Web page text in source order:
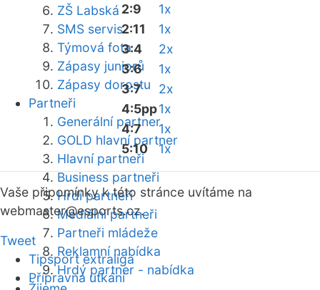
ZŠ Labská
SMS servis
Týmová fota
Zápasy juniorů
Zápasy dorostu
Partneři
Generální partner
GOLD hlavní partner
Hlavní partneři
Business partneři
Hrdí partneři
Mediální partneři
Partneři mládeže
Reklamní nabídka
Hrdý partner - nabídka
2:9
1x
2:11
1x
3:4
2x
3:6
1x
3:7
2x
4:5pp1x
4:7
1x
5:10
1x
Vaše připomínky k této stránce uvítáme na
webmaster@esports.cz.
Tweet
Tipsport extraliga
Přípravná utkání